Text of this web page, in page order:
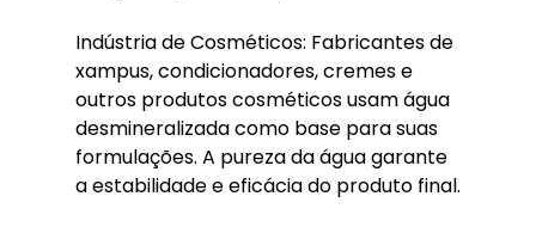
Indústria de Cosméticos: Fabricantes de
xampus, condicionadores, cremes e
outros produtos cosméticos usam água
desmineralizada como base para suas
formulações. A pureza da água garante
a estabilidade e eficácia do produto final.